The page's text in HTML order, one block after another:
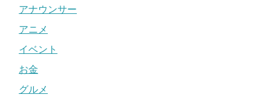
アナウンサー
アニメ
イベント
お金
グルメ